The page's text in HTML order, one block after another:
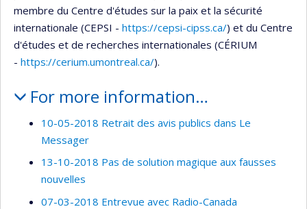
membre du Centre d'études sur la paix et la sécurité
internationale (CEPSI - https://cepsi-cipss.ca/) et du Centre
d'études et de recherches internationales (CÉRIUM
- https://cerium.umontreal.ca/).
For more information…
10-05-2018 Retrait des avis publics dans Le
Messager
13-10-2018 Pas de solution magique aux fausses
nouvelles
07-03-2018 Entrevue avec Radio-Canada